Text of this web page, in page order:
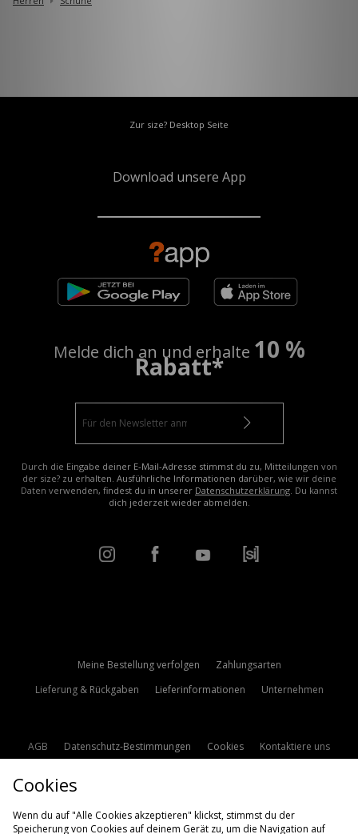
Zur size? Desktop Seite
Download unsere App
Melde dich an und erhalte 10 %
Rabatt*
Durch die Eingabe deiner E-Mail-Adresse stimmst du zu, Mitteilungen von
der size? zu erhalten. Ausführliche Informationen darüber, wie wir deine
Daten verwenden, findest du in unserer Datenschutzerklärung . Du kannst
dich jederzeit wieder abmelden.
Meine Bestellung verfolgen
Zahlungsarten
Lieferung & Rückgaben
Lieferinformationen Unternehmen
AGB Datenschutz-Bestimmungen Cookies
Kontaktiere uns
Cookies
Wenn du auf "Alle Cookies akzeptieren" klickst, stimmst du der
Speicherung von Cookies auf deinem Gerät zu, um die Navigation auf